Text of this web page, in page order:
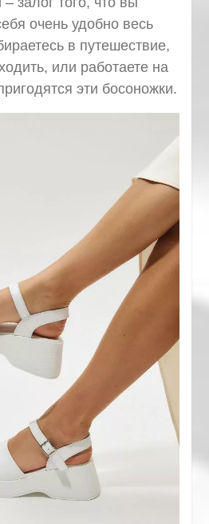
очень удобно весь
в путешествие,
или работаете на
эти босоножки.